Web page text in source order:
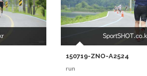
150719-ZNO-A2524
run